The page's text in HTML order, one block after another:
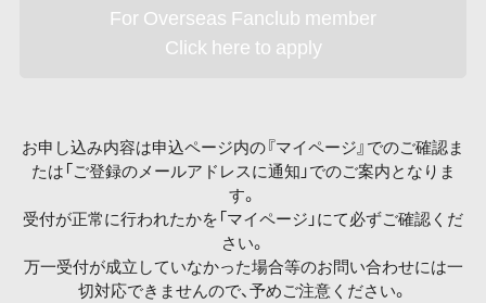
For Overseas Fanclub member
Click here to apply
お申し込み内容は申込ページ内の『マイページ』でのご確認ま
たは「ご登録のメールアドレスに通知」でのご案内となりま
す。
受付が正常に行われたかを「マイページ」にて必ずご確認くだ
さい。
万一受付が成立していなかった場合等のお問い合わせには一
切対応できませんので、予めご注意ください。